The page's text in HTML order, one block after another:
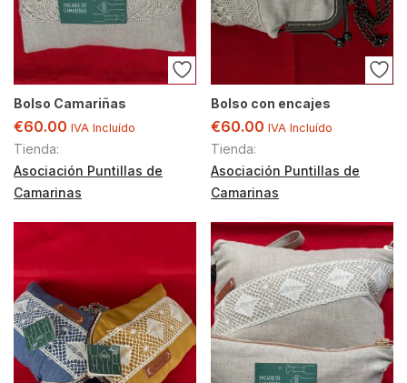
Bolso Camariñas
€60.00 IVA Incluído
Tienda:
Asociación Puntillas de
Camarinas
Bolso con encajes
€60.00 IVA Incluído
Tienda:
Asociación Puntillas de
Camarinas